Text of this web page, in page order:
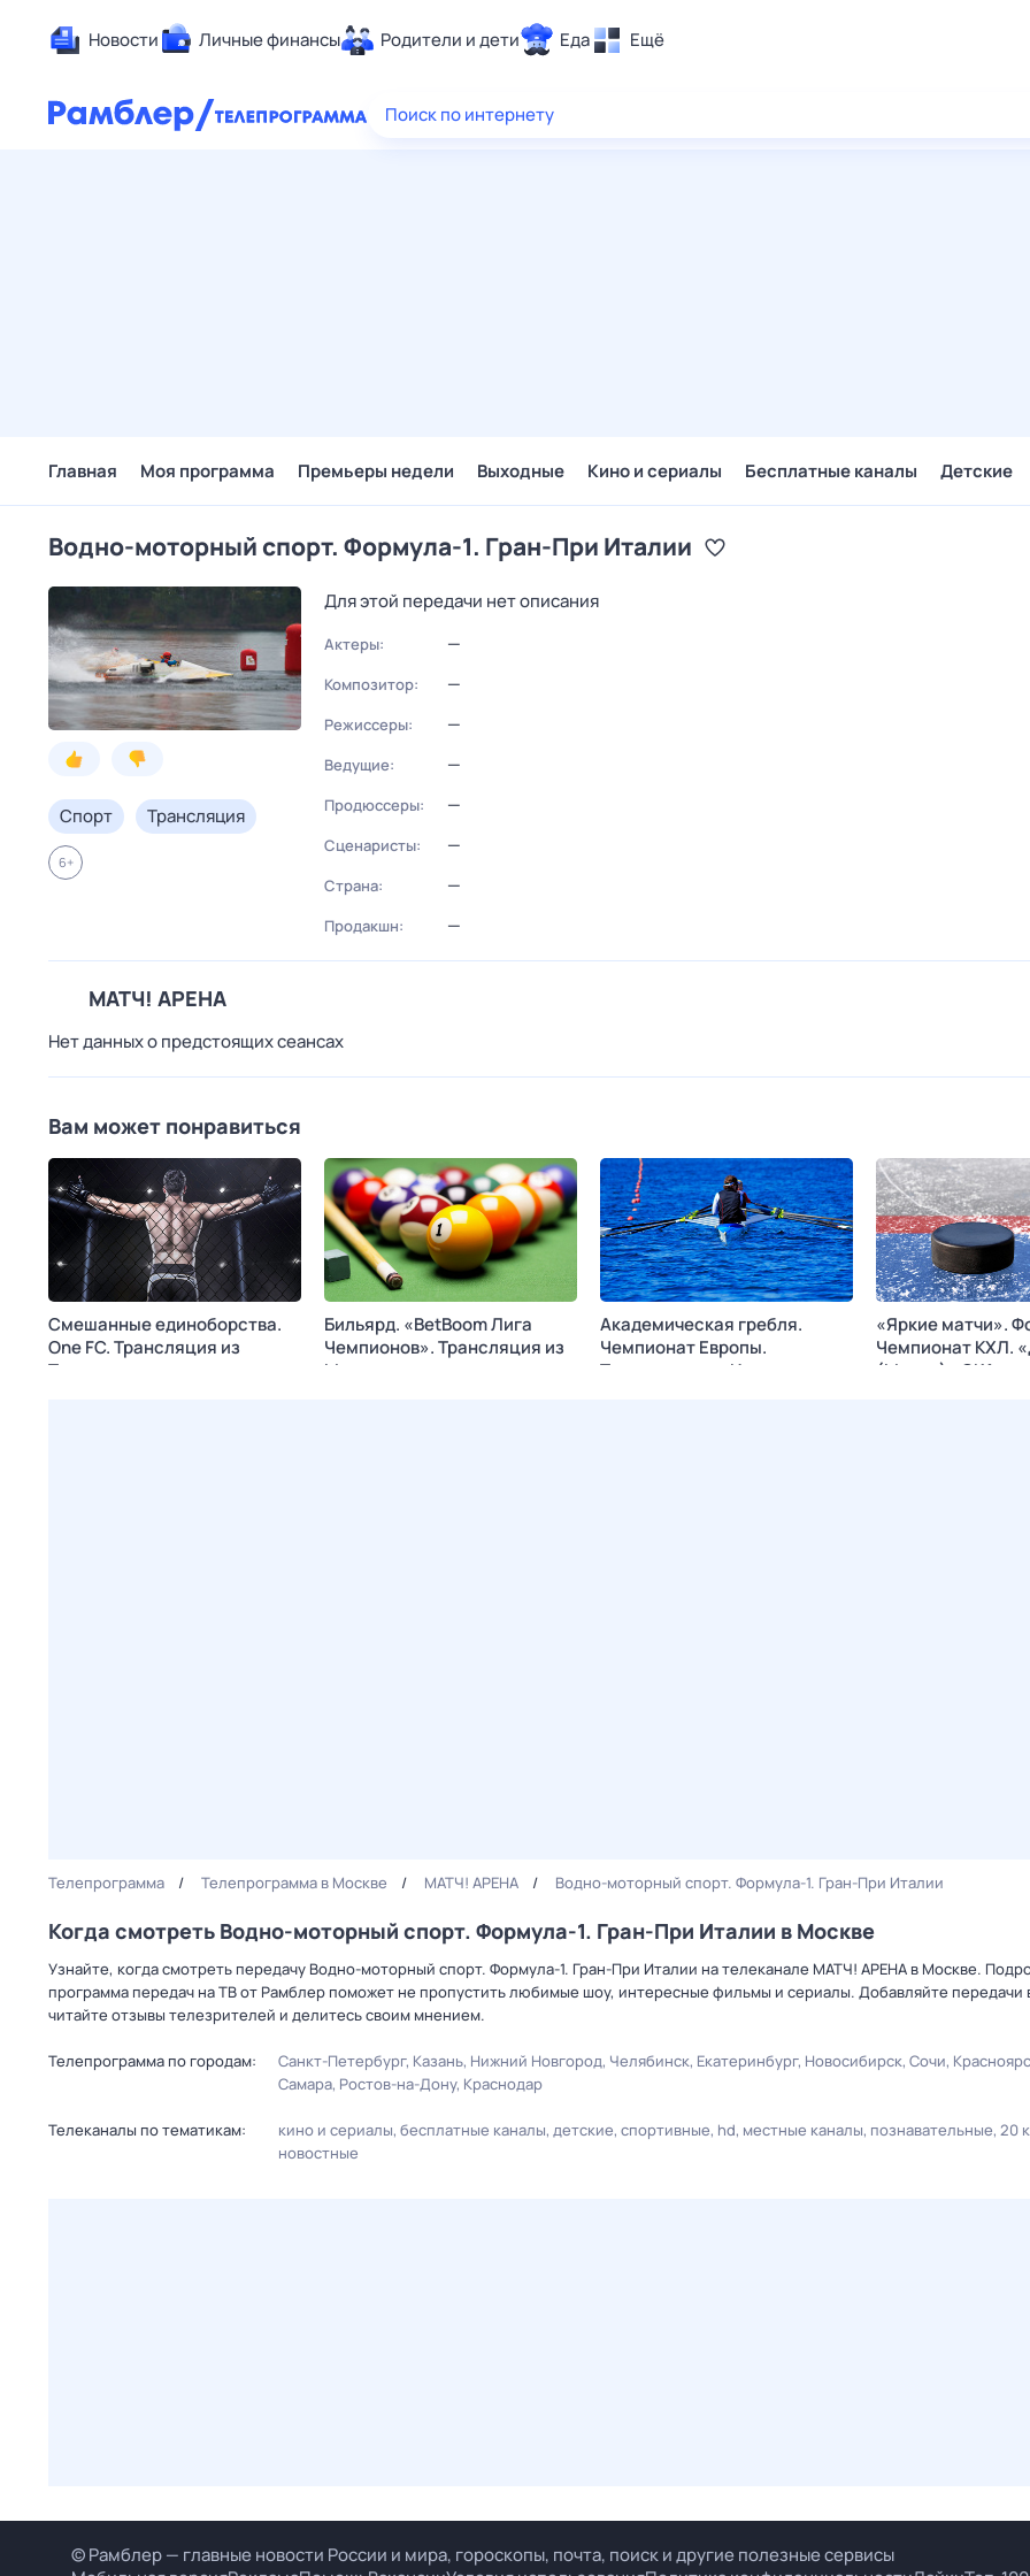
Новости Личные финансы Родители и дети Еда Ещё
Здоровье
Поиск по интернету
Главная Моя программа Премьеры недели Выходные Кино и сериалы Бесплатные каналы Детские
Водно-моторный спорт. Формула-1. Гран-При Италии
Спорт Трансляция
6+
Для этой передачи нет описания
Актеры: —
Композитор: —
Режиссеры: —
Ведущие: —
Продюссеры: —
Сценаристы: —
Страна: —
Продакшн: —
МАТЧ! АРЕНА
Нет данных о предстоящих сеансах
Вам может понравиться
Смешанные единоборства.
One FC. Трансляция из
Таиланда
Бильярд. «BetBoom Лига
Чемпионов». Трансляция из
Москвы
Академическая гребля.
Чемпионат Европы.
Трансляция из Италии
«Яркие матчи».
Чемпионат КХЛ.
(Минск) - СКА
Телепрограмма Телепрограмма в Москве МАТЧ! АРЕНА Водно-моторный спорт. Формула-1. Гран-При Италии
Когда смотреть Водно-моторный спорт. Формула-1. Гран-При Италии в Москве
Узнайте, когда смотреть передачу Водно-моторный спорт. Формула-1. Гран-При Италии на телеканале МАТЧ! АРЕНА в Москве.
программа передач на ТВ от Рамблер поможет не пропустить любимые шоу, интересные фильмы и сериалы. Добавляйте передачи
читайте отзывы телезрителей и делитесь своим мнением.
Телепрограмма по городам: Санкт-Петербург Казань Нижний Новгород Челябинск Екатеринбург Новосибирск Сочи
Самара Ростов-на-Дону Краснодар
Телеканалы по тематикам: кино и сериалы бесплатные каналы детские спортивные hd местные каналы познавательные 20
новостные
© Рамблер — главные новости России и мира, гороскопы, почта, поиск и другие полезные сервисы